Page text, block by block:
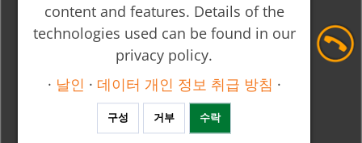
content and features. Details of the
technologies used can be found in our
privacy policy.
· 날인 · 데이터 개인 정보 취급 방침 ·
구성 거부 수락